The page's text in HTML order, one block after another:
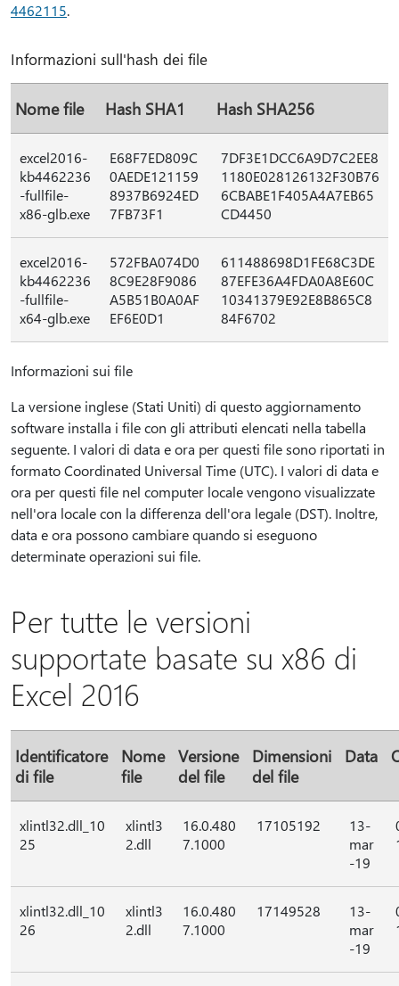
4462115.
Informazioni sull'hash dei file
Nome file Hash SHA1 Hash SHA256
excel2016-
kb4462236
-fullfile-
x86-glb.exe
E68F7ED809C
0AEDE121159
8937B6924ED
7FB73F1
7DF3E1DCC6A9D7C2EE8
1180E028126132F30B76
6CBABE1F405A4A7EB65
CD4450
excel2016-
kb4462236
-fullfile-
x64-glb.exe
572FBA074D0
8C9E28F9086
A5B51B0A0AF
EF6E0D1
611488698D1FE68C3DE
87EFE36A4FDA0A8E60C
10341379E92E8B865C8
84F6702
Informazioni sui file
La versione inglese (Stati Uniti) di questo aggiornamento
software installa i file con gli attributi elencati nella tabella
seguente. I valori di data e ora per questi file sono riportati in
formato Coordinated Universal Time (UTC). I valori di data e
ora per questi file nel computer locale vengono visualizzate
nell'ora locale con la differenza dell'ora legale (DST). Inoltre,
data e ora possono cambiare quando si eseguono
determinate operazioni sui file.
Per tutte le versioni
supportate basate su x86 di
Excel 2016
Identificatore
di file
Nome
file
Versione
del file
Dimensioni
del file
Data
xlintl32.dll_10
25
xlintl3
2.dll
16.0.480
7.1000
17105192
13-
mar
-19
xlintl32.dll_10
26
xlintl3
2.dll
16.0.480
7.1000
17149528
13-
mar
-19